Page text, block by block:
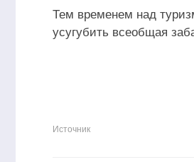
Тем временем над
усугубить всеобщая
Источник